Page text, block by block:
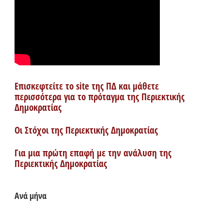
Επισκεφτείτε το site της ΠΔ και μάθετε
περισσότερα για το πρόταγμα της Περιεκτικής
Δημοκρατίας
Οι Στόχοι της Περιεκτικής Δημοκρατίας
Για μια πρώτη επαφή με την ανάλυση της
Περιεκτικής Δημοκρατίας
Ανά μήνα